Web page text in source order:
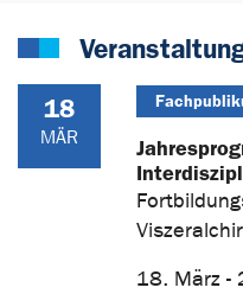
18
MÄR
18. März -